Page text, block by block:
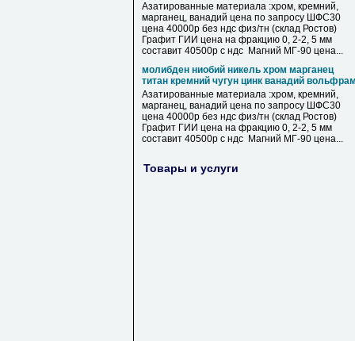
Азатированные материала :хром, кремний,
марганец, ванадий цена по запросу ШФС30
цена 40000р без ндс физ/тн (склад Ростов)
Графит ГИИ цена на фракцию 0, 2-2, 5 мм
составит 40500р с ндс Магний МГ-90 цена...
молибден ниобий никель хром марганец
титан кремний чугун цинк ванадий
Азатированные материала :хром, кремний,
марганец, ванадий цена по запросу ШФС30
цена 40000р без ндс физ/тн (склад Ростов)
Графит ГИИ цена на фракцию 0, 2-2, 5 мм
составит 40500р с ндс Магний МГ-90 цена...
Товары и услуги